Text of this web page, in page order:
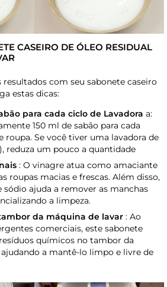
CASEIRO DE ÓLEO RESIDUAL
com seu sabonete caseiro
estas dicas:
para cada ciclo de Lavadora a:
150 ml de sabão para cada
roupa. Se você tiver uma lavadora de
reduza um pouco a quantidade
: O vinagre atua como amaciante
roupas macias e frescas. Além disso,
ajuda a remover as manchas
a limpeza.
da máquina de lavar : Ao
comerciais, este sabonete
químicos no tambor da
a mantê-lo limpo e livre de